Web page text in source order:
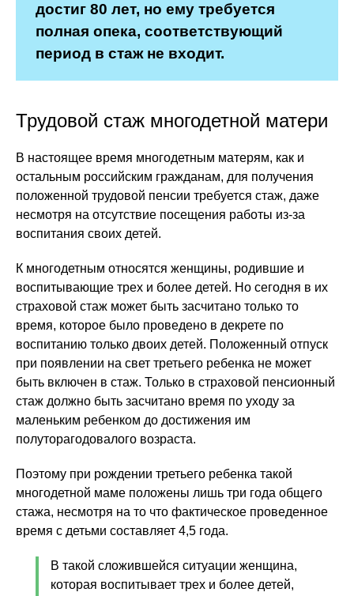
достиг 80 лет, но ему требуется
полная опека, соответствующий
период в стаж не входит.
Трудовой стаж многодетной матери
В настоящее время многодетным матерям, как и
остальным российским гражданам, для получения
положенной трудовой пенсии требуется стаж, даже
несмотря на отсутствие посещения работы из-за
воспитания своих детей.
К многодетным относятся женщины, родившие и
воспитывающие трех и более детей. Но сегодня в их
страховой стаж может быть засчитано только то
время, которое было проведено в декрете по
воспитанию только двоих детей. Положенный отпуск
при появлении на свет третьего ребенка не может
быть включен в стаж. Только в страховой пенсионный
стаж должно быть засчитано время по уходу за
маленьким ребенком до достижения им
полуторагодовалого возраста.
Поэтому при рождении третьего ребенка такой
многодетной маме положены лишь три года общего
стажа, несмотря на то что фактическое проведенное
время с детьми составляет 4,5 года.
В такой сложившейся ситуации женщина,
которая воспитывает трех и более детей,